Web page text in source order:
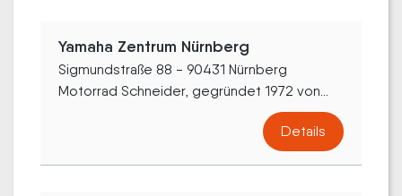
Yamaha Zentrum Nürnberg
Sigmundstraße 88 - 90431 Nürnberg
Motorrad Schneider, gegründet 1972 von...
Details